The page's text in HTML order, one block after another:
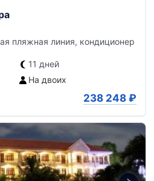
пляжная линия, кондиционер
11 дней
На двоих
238 248 ₽